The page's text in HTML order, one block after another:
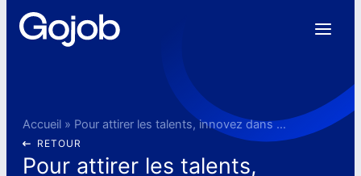
Accueil» Pour attirer les talents, innovez dans vos recrutements
RETOUR
Pour attirer les talents,